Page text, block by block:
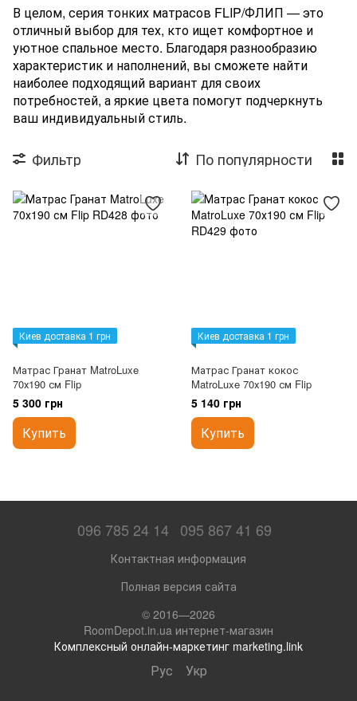
В целом, серия тонких матрасов FLIP/ФЛИП — это
отличный выбор для тех, кто ищет комфортное и
уютное спальное место. Благодаря разнообразию
характеристик и наполнений, вы сможете найти
наиболее подходящий вариант для своих
потребностей, а яркие цвета помогут подчеркнуть
ваш индивидуальный стиль.
Фильтр По популярности
Киев доставка 1 грн
Матрас Гранат MatroLuxe
70х190 см Flip
5 300 грн
Купить
Киев доставка 1 грн
Матрас Гранат кокос
MatroLuxe 70х190 см Flip
5 140 грн
Купить
096 785 24 14 095 867 41 69
Контактная информация
Полная версия сайта
© 2016—2026
RoomDepot.in.ua интернет-магазин
Комплексный онлайн-маркетинг marketing.link
Рус Укр